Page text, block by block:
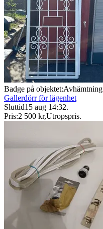
Badge på objektet:Avhämtning
Gallerdörr för lägenhet
Sluttid15 aug 14:32.
Pris:2 500 kr,Utropspris.